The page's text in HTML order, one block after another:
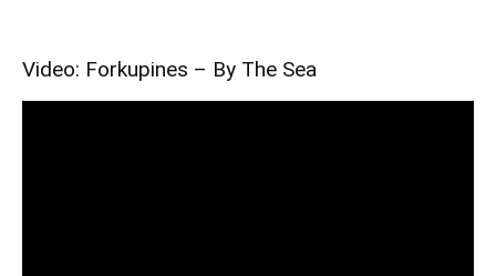
Video: Forkupines – By The Sea